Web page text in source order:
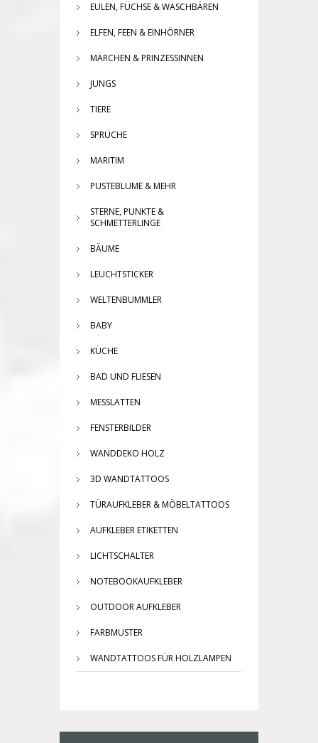
EULEN, FÜCHSE & WASCHBÄREN
ELFEN, FEEN & EINHÖRNER
MÄRCHEN & PRINZESSINNEN
JUNGS
TIERE
SPRÜCHE
MARITIM
PUSTEBLUME & MEHR
STERNE, PUNKTE &
SCHMETTERLINGE
BÄUME
LEUCHTSTICKER
WELTENBUMMLER
BABY
KÜCHE
BAD UND FLIESEN
MESSLATTEN
FENSTERBILDER
WANDDEKO HOLZ
3D WANDTATTOOS
TÜRAUFKLEBER & MÖBELTATTOOS
AUFKLEBER ETIKETTEN
LICHTSCHALTER
NOTEBOOKAUFKLEBER
OUTDOOR AUFKLEBER
FARBMUSTER
WANDTATTOOS FÜR HOLZLAMPEN